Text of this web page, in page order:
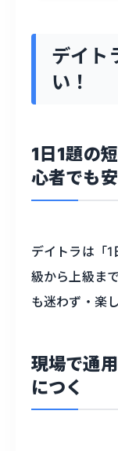
デイト
い！
1日1題の
心者でも安
デイトラは「
級から上級ま
も迷わず・楽
現場で通
につく